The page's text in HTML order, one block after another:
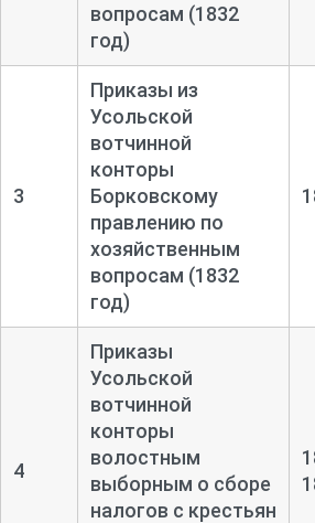
вопросам (1832
год)
3
Приказы из
Усольской
вотчинной
конторы
Борковскому
правлению по
хозяйственным
вопросам (1832
год)
4
Приказы
Усольской
вотчинной
конторы
волостным
выборным о сборе
налогов с крестьян